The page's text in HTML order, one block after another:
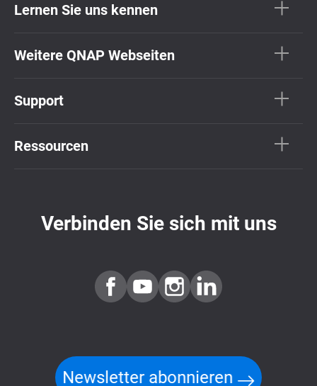
Lernen Sie uns kennen
Weitere QNAP Webseiten
Support
Ressourcen
Verbinden Sie sich mit uns
Newsletter abonnieren